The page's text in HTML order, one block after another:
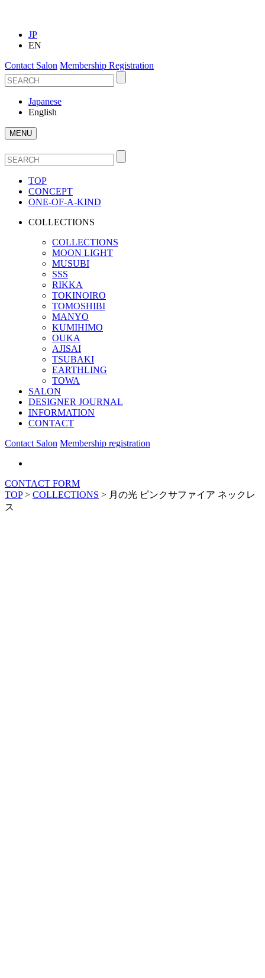
JP
EN
Contact Salon Membership Registration
Japanese
English
MENU
TOP
CONCEPT
ONE-OF-A-KIND
COLLECTIONS
COLLECTIONS
MOON LIGHT
MUSUBI
SSS
RIKKA
TOKINOIRO
TOMOSHIBI
MANYO
KUMIHIMO
OUKA
AJISAI
TSUBAKI
EARTHLING
TOWA
SALON
DESIGNER JOURNAL
INFORMATION
CONTACT
Contact Salon Membership registration
CONTACT FORM
TOP> COLLECTIONS > 月の光 ピンクサファイア ネックレ
ス